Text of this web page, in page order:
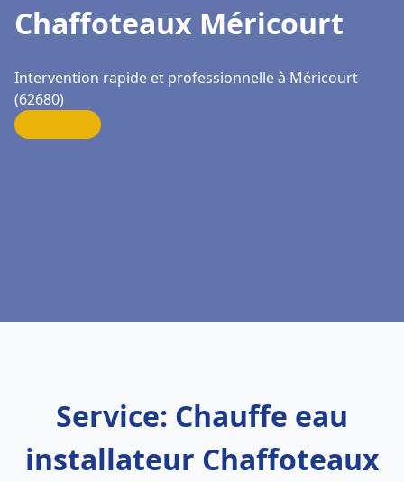
Chaffoteaux Méricourt
Intervention rapide et professionnelle à Méricourt
(62680)
Service: Chauffe eau
installateur Chaffoteaux